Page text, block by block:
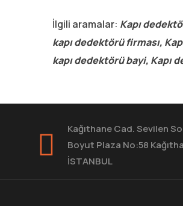
İlgili aramalar: Kapı
kapı dedektörü firması,
kapı dedektörü bayi, Kapı
Kağıthane Cad. Sevilen
Boyut Plaza No:58
İSTANBUL